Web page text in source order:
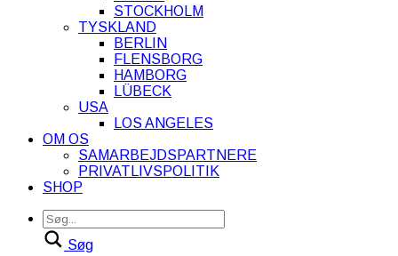
STOCKHOLM
TYSKLAND
BERLIN
FLENSBORG
HAMBORG
LÜBECK
USA
LOS ANGELES
OM OS
SAMARBEJDSPARTNERE
PRIVATLIVSPOLITIK
SHOP
Søg